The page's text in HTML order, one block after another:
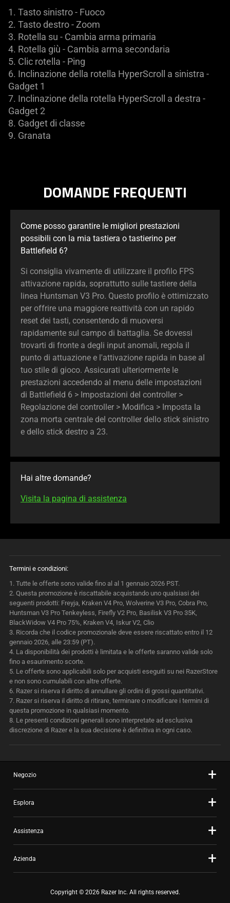
1. Tasto sinistro - Fuoco
2. Tasto destro - Zoom
3. Rotella su - Cambia arma primaria
4. Rotella giù - Cambia arma secondaria
5. Clic rotella - Ping
6. Inclinazione della rotella HyperScroll a sinistra -
Gadget 1
7. Inclinazione della rotella HyperScroll a destra -
Gadget 2
8. Gadget di classe
9. Granata
DOMANDE FREQUENTI
Come posso garantire le migliori prestazioni
possibili con la mia tastiera o tastierino per
Battlefield 6?
Si consiglia vivamente di utilizzare il profilo FPS
attivazione rapida, soprattutto sulle tastiere della
linea Huntsman V3 Pro. Questo profilo è ottimizzato
per offrire una maggiore reattività con un rapido
reset dei tasti, consentendo di muoversi
rapidamente sul campo di battaglia. Se dovessi
trovarti di fronte a degli input anomali, regola il
punto di attuazione e l'attivazione rapida in base al
tuo stile di gioco. Assicurati ulteriormente le
prestazioni accedendo al menu delle impostazioni
di Battlefield 6 > Impostazioni del controller >
Regolazione del controller > Modifica > Imposta la
zona morta centrale del controller dello stick sinistro
e dello stick destro a 23.
Hai altre domande?
Visita la pagina di assistenza
Termini e condizioni:
1. Tutte le offerte sono valide fino al al 1 gennaio 2026 PST.
2. Questa promozione è riscattabile acquistando uno qualsiasi dei
seguenti prodotti: Freyja, Kraken V4 Pro, Wolverine V3 Pro, Cobra Pro,
Huntsman V3 Pro Tenkeyless, Firefly V2 Pro, Basilisk V3 Pro 35K,
BlackWidow V4 Pro 75%, Kraken V4, Iskur V2, Clio
3. Ricorda che il codice promozionale deve essere riscattato entro il 12
gennaio 2026, alle 23:59 (PT).
4. La disponibilità dei prodotti è limitata e le offerte saranno valide solo
fino a esaurimento scorte.
5. Le offerte sono applicabili solo per acquisti eseguiti su nei RazerStore
e non sono cumulabili con altre offerte.
6. Razer si riserva il diritto di annullare gli ordini di grossi quantitativi.
7. Razer si riserva il diritto di ritirare, terminare o modificare i termini di
questa promozione in qualsiasi momento.
8. Le presenti condizioni generali sono interpretate ad esclusiva
discrezione di Razer e la sua decisione è definitiva in ogni caso.
Negozio
Esplora
Assistenza
Azienda
Copyright © 2026 Razer Inc. All rights reserved.